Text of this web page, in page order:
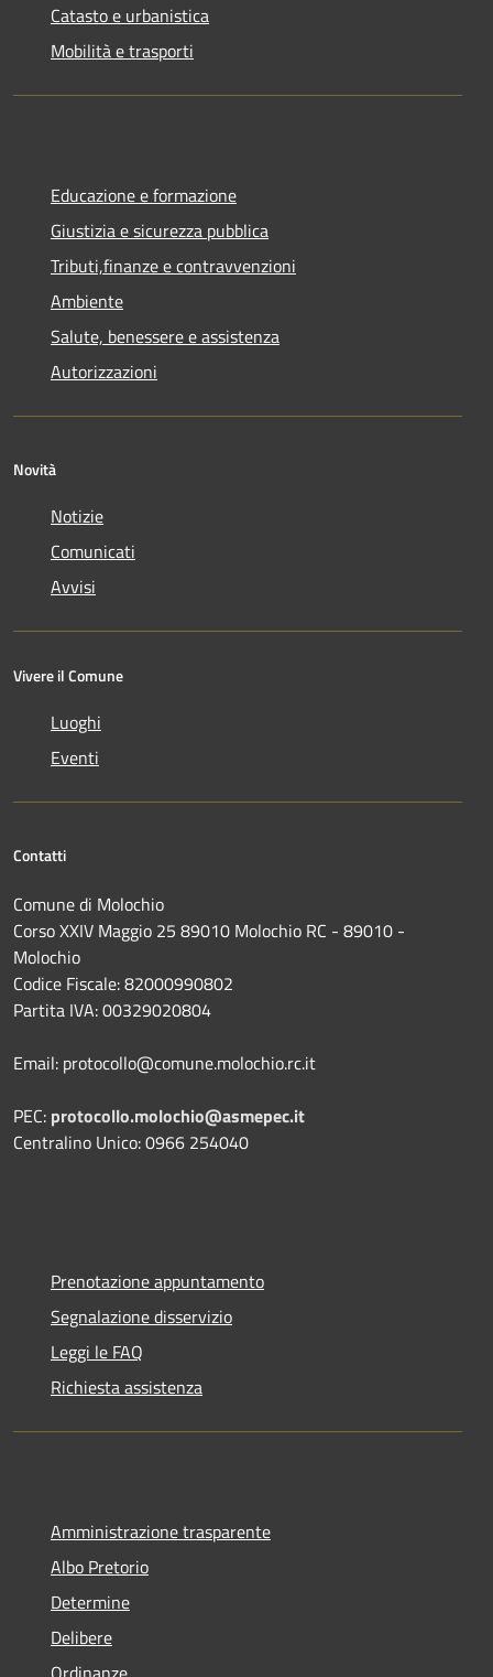
Catasto e urbanistica
Mobilità e trasporti
Educazione e formazione
Giustizia e sicurezza pubblica
Tributi,finanze e contravvenzioni
Ambiente
Salute, benessere e assistenza
Autorizzazioni
Novità
Notizie
Comunicati
Avvisi
Vivere il Comune
Luoghi
Eventi
Contatti
Comune di Molochio
Corso XXIV Maggio 25 89010 Molochio RC - 89010 -
Molochio
Codice Fiscale: 82000990802
Partita IVA: 00329020804
Email: protocollo@comune.molochio.rc.it
PEC: protocollo.molochio@asmepec.it
Centralino Unico: 0966 254040
Prenotazione appuntamento
Segnalazione disservizio
Leggi le FAQ
Richiesta assistenza
Amministrazione trasparente
Albo Pretorio
Determine
Delibere